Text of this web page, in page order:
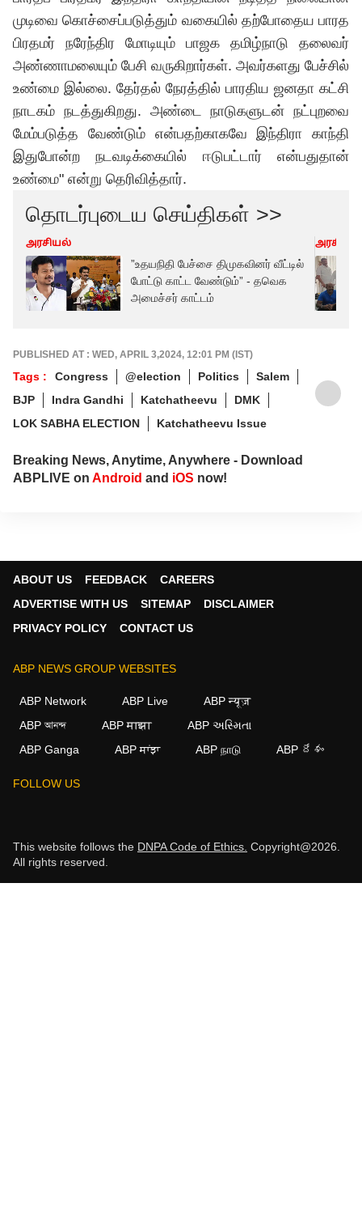
முடிவை கொச்சைப்படுத்தும் வகையில் தற்போதைய பாரத
பிரதமர் நரேந்திர மோடியும் பாஜக தமிழ்நாடு தலைவர்
அண்ணாமலையும் பேசி வருகிறார்கள். அவர்களது பேச்சில்
உண்மை இல்லை. தேர்தல் நேரத்தில் பாரதிய ஜனதா கட்சி
நாடகம் நடத்துகிறது. அண்டை நாடுகளுடன் நட்புறவை
மேம்படுத்த வேண்டும் என்பதற்காகவே இந்திரா காந்தி
இதுபோன்ற நடவடிக்கையில் ஈடுபட்டார் என்பதுதான்
உண்மை" என்று தெரிவித்தார்.
தொடர்புடைய செய்திகள் >>
அரசியல்
”உதயநிதி பேச்சை திமுகவினர் வீட்டில்
போட்டு காட்ட வேண்டும்” - தவெக
அமைச்சர் காட்டம்
அரசியல்
PUBLISHED AT : WED, APRIL 3,2024, 12:01 PM (IST)
Tags : Congress @election Politics
Salem
BJP
Indra Gandhi Katchatheevu
DMK
LOK SABHA ELECTION
Katchatheevu Issue
Breaking News, Anytime, Anywhere - Download
ABPLIVE on Android and iOS now!
ABOUT US FEEDBACK
CAREERS
ADVERTISE WITH US
SITEMAP
DISCLAIMER
PRIVACY POLICY
CONTACT US
ABP NEWS GROUP WEBSITES
ABP Network ABP Live
ABP न्यूज़
ABP আনন্দ
ABP माझा
ABP અસ્મિતા
ABP Ganga
ABP ਸਾਂਝਾ ABP நாடு ABP దేశం
FOLLOW US
This website follows the DNPA Code of Ethics. Copyright@2026.
All rights reserved.